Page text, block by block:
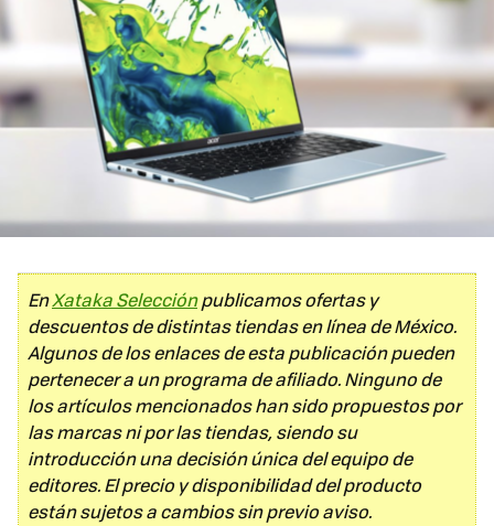
EnXataka Selecciónpublicamos ofertas y
descuentos de distintas tiendas en línea de México.
Algunos de los enlaces de esta publicación pueden
pertenecer a un programa de afiliado. Ninguno de
los artículos mencionados han sido propuestos por
las marcas ni por las tiendas, siendo su
introducción una decisión única del equipo de
editores. El precio y disponibilidad del producto
están sujetos a cambios sin previo aviso.